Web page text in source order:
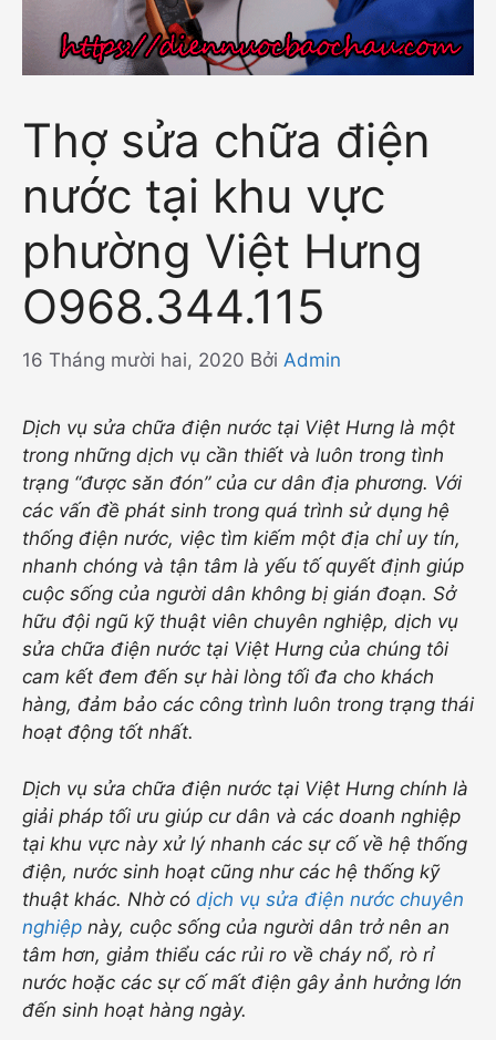
Thợ sửa chữa điện
nước tại khu vực
phường Việt Hưng
O968.344.115
16 Tháng mười hai, 2020 Bởi Admin
Dịch vụ sửa chữa điện nước tại Việt Hưng là một
trong những dịch vụ cần thiết và luôn trong tình
trạng “được săn đón” của cư dân địa phương. Với
các vấn đề phát sinh trong quá trình sử dụng hệ
thống điện nước, việc tìm kiếm một địa chỉ uy tín,
nhanh chóng và tận tâm là yếu tố quyết định giúp
cuộc sống của người dân không bị gián đoạn. Sở
hữu đội ngũ kỹ thuật viên chuyên nghiệp, dịch vụ
sửa chữa điện nước tại Việt Hưng của chúng tôi
cam kết đem đến sự hài lòng tối đa cho khách
hàng, đảm bảo các công trình luôn trong trạng thái
hoạt động tốt nhất.
Dịch vụ sửa chữa điện nước tại Việt Hưng chính là
giải pháp tối ưu giúp cư dân và các doanh nghiệp
tại khu vực này xử lý nhanh các sự cố về hệ thống
điện, nước sinh hoạt cũng như các hệ thống kỹ
thuật khác. Nhờ có dịch vụ sửa điện nước chuyên
nghiệp này, cuộc sống của người dân trở nên an
tâm hơn, giảm thiểu các rủi ro về cháy nổ, rò rỉ
nước hoặc các sự cố mất điện gây ảnh hưởng lớn
đến sinh hoạt hàng ngày.